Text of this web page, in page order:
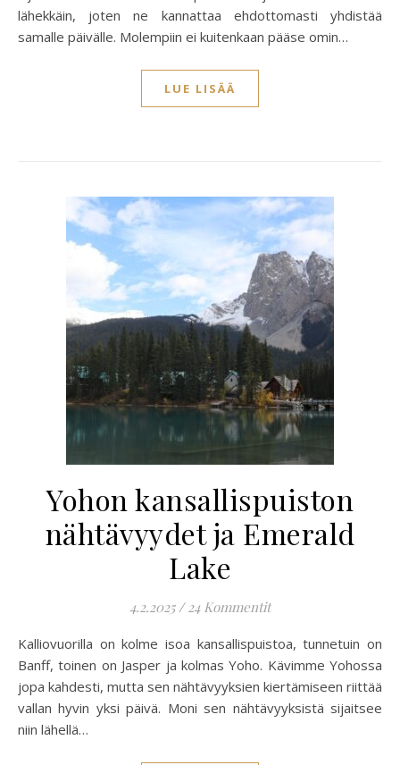
lähekkäin, joten ne kannattaa ehdottomasti yhdistää
samalle päivälle. Molempiin ei kuitenkaan pääse omin…
LUE LISÄÄ
Yohon kansallispuiston
nähtävyydet ja Emerald
Lake
4.2.2025 / 24 Kommentit
Kalliovuorilla on kolme isoa kansallispuistoa, tunnetuin on
Banff, toinen on Jasper ja kolmas Yoho. Kävimme Yohossa
jopa kahdesti, mutta sen nähtävyyksien kiertämiseen riittää
vallan hyvin yksi päivä. Moni sen nähtävyyksistä sijaitsee
niin lähellä…